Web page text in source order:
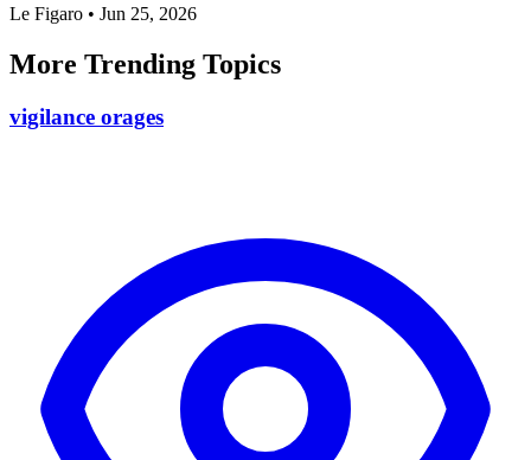
Le Figaro • Jun 25, 2026
More Trending Topics
vigilance orages